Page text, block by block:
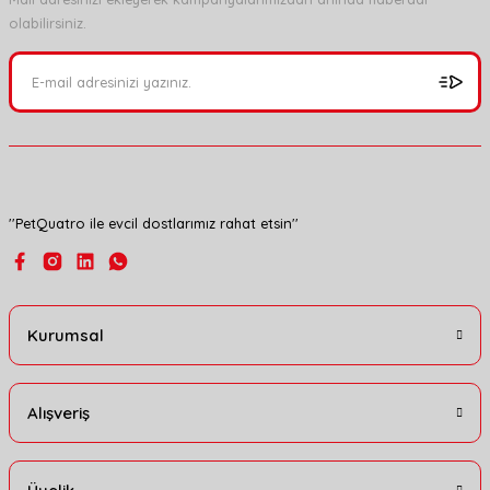
Ürün resmi kalitesiz, bozuk veya görüntülenemiyor.
Ürün bilgilerinde hatalar bulunuyor.
olabilirsiniz.
''PetQuatro ile evcil dostlarımız rahat etsin''
Kurumsal
Alışveriş